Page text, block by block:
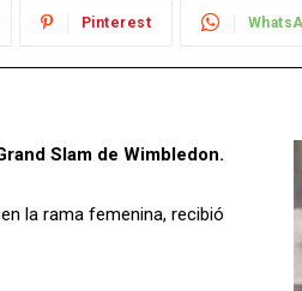
Pinterest
Slam de Wimbledon.
la rama femenina, recibió